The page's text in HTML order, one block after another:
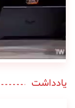
یادداشت